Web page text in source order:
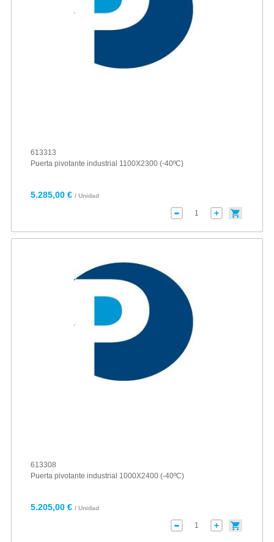
613313
Puerta pivotante industrial 1100X2300 (-40ºC)
5.285,00 € / Unidad
613308
Puerta pivotante industrial 1000X2400 (-40ºC)
5.205,00 € / Unidad